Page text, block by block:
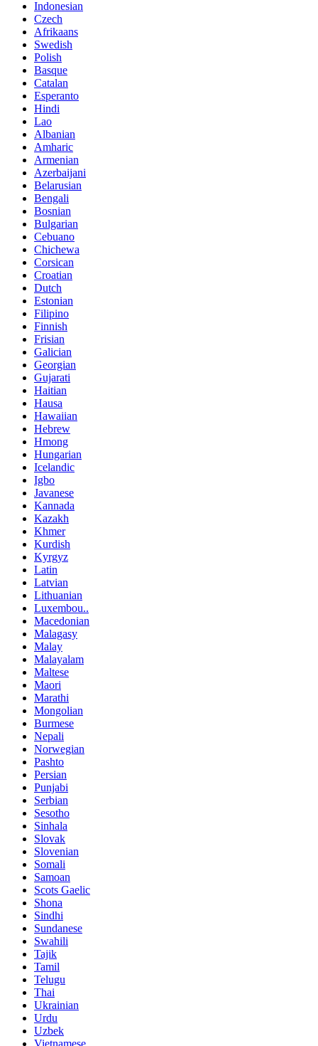
Indonesian
Czech
Afrikaans
Swedish
Polish
Basque
Catalan
Esperanto
Hindi
Lao
Albanian
Amharic
Armenian
Azerbaijani
Belarusian
Bengali
Bosnian
Bulgarian
Cebuano
Chichewa
Corsican
Croatian
Dutch
Estonian
Filipino
Finnish
Frisian
Galician
Georgian
Gujarati
Haitian
Hausa
Hawaiian
Hebrew
Hmong
Hungarian
Icelandic
Igbo
Javanese
Kannada
Kazakh
Khmer
Kurdish
Kyrgyz
Latin
Latvian
Lithuanian
Luxembou..
Macedonian
Malagasy
Malay
Malayalam
Maltese
Maori
Marathi
Mongolian
Burmese
Nepali
Norwegian
Pashto
Persian
Punjabi
Serbian
Sesotho
Sinhala
Slovak
Slovenian
Somali
Samoan
Scots Gaelic
Shona
Sindhi
Sundanese
Swahili
Tajik
Tamil
Telugu
Thai
Ukrainian
Urdu
Uzbek